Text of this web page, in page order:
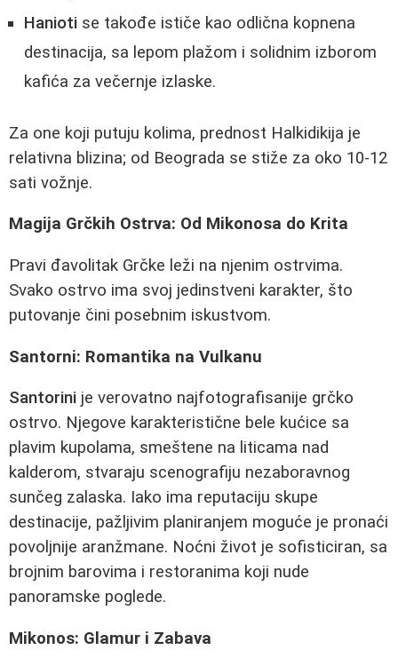
Hanioti se takođe ističe kao odlična kopnena
destinacija, sa lepom plažom i solidnim izborom
kafića za večernje izlaske.
Za one koji putuju kolima, prednost Halkidikija je
relativna blizina; od Beograda se stiže za oko 10-12
sati vožnje.
Magija Grčkih Ostrva: Od Mikonosa do Krita
Pravi đavolitak Grčke leži na njenim ostrvima.
Svako ostrvo ima svoj jedinstveni karakter, što
putovanje čini posebnim iskustvom.
Santorni: Romantika na Vulkanu
Santorini je verovatno najfotografisanije grčko
ostrvo. Njegove karakteristične bele kućice sa
plavim kupolama, smeštene na liticama nad
kalderom, stvaraju scenografiju nezaboravnog
sunčeg zalaska. Iako ima reputaciju skupe
destinacije, pažljivim planiranjem moguće je pronaći
povoljnije aranžmane. Noćni život je sofisticiran, sa
brojnim barovima i restoranima koji nude
panoramske poglede.
Mikonos: Glamur i Zabava